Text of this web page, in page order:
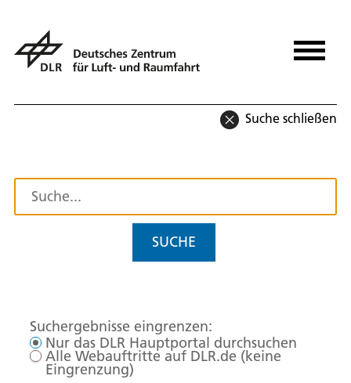
Suche schließen
SUCHE
Suchergebnisse eingrenzen:
Nur das DLR Hauptportal durchsuchen
Alle Webauftritte auf DLR.de (keine
Eingrenzung)